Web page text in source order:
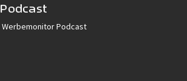
Podcast
Werbemonitor Podcast